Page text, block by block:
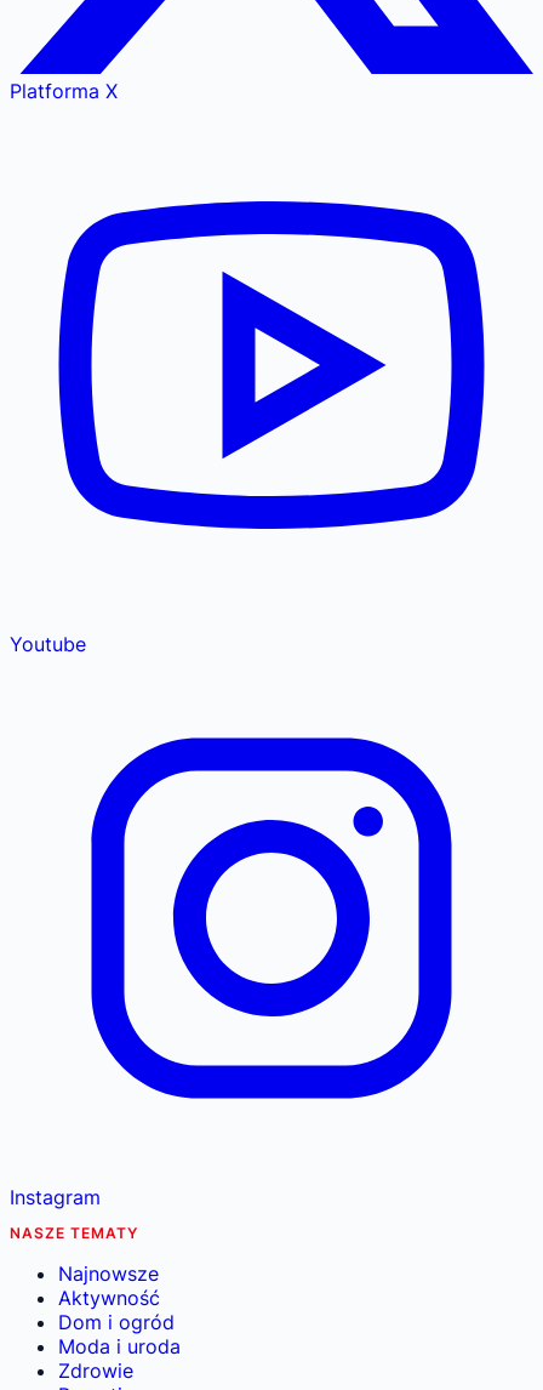
Platforma X
Youtube
Instagram
NASZE TEMATY
Najnowsze
Aktywność
Dom i ogród
Moda i uroda
Zdrowie